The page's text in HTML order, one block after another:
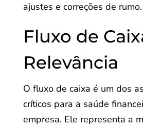
ajustes e correções de rumo.
Fluxo de
Relevância
O fluxo de caixa é um dos
críticos para a saúde
empresa. Ele representa a